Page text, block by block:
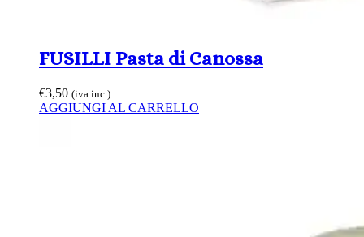
FUSILLI Pasta di Canossa
€3,50 (iva inc.)
AGGIUNGI AL CARRELLO